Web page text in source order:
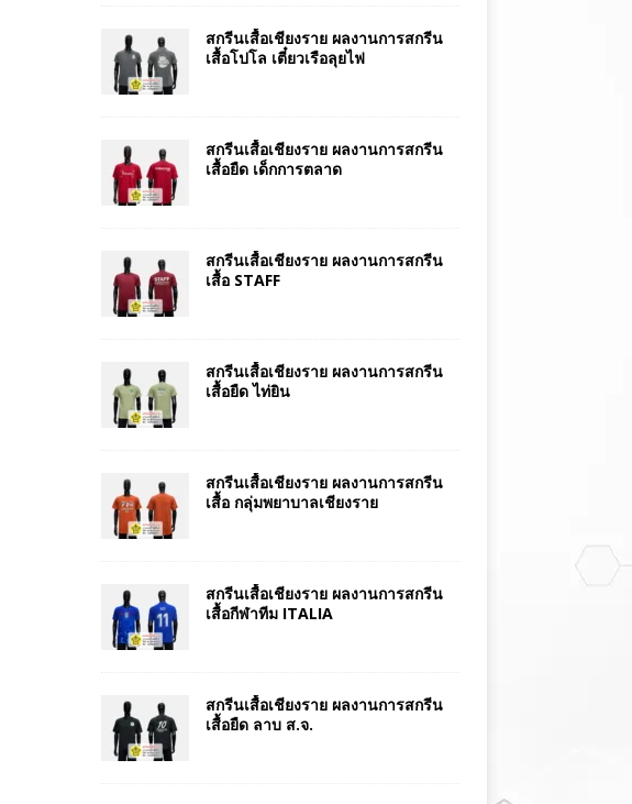
สกรีนเสื้อเชียงราย ผลงานการสกรีน
เสื้อโปโล เตี๋ยวเรือลุยไฟ
สกรีนเสื้อเชียงราย ผลงานการสกรีน
เสื้อยืด เด็กการตลาด
สกรีนเสื้อเชียงราย ผลงานการสกรีน
เสื้อ STAFF
สกรีนเสื้อเชียงราย ผลงานการสกรีน
เสื้อยืด ไท่ยิน
สกรีนเสื้อเชียงราย ผลงานการสกรีน
เสื้อ กลุ่มพยาบาลเชียงราย
สกรีนเสื้อเชียงราย ผลงานการสกรีน
เสื้อกีฬาทีม ITALIA
สกรีนเสื้อเชียงราย ผลงานการสกรีน
เสื้อยืด ลาบ ส.จ.